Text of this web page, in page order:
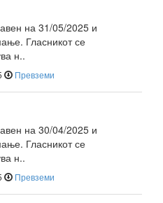
на 31/05/2025 и
Гласникот се
н..
Превземи
на 30/04/2025 и
Гласникот се
н..
Превземи